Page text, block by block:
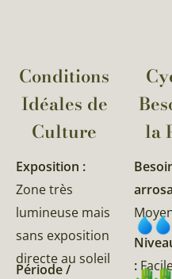
Conditions
Idéales de
Culture
Exposition :
Zone très
lumineuse mais
sans exposition
directe au soleil
Période /
la
: